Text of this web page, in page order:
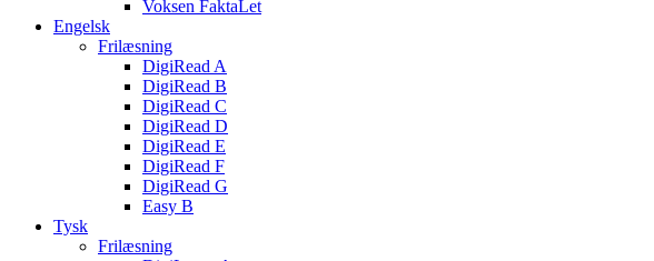
Voksen FaktaLet
Engelsk
Frilæsning
DigiRead A
DigiRead B
DigiRead C
DigiRead D
DigiRead E
DigiRead F
DigiRead G
Easy B
Tysk
Frilæsning